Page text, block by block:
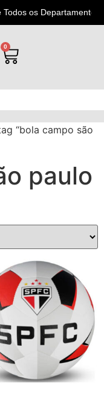
Departamentos
0
“bola campo são
paulo